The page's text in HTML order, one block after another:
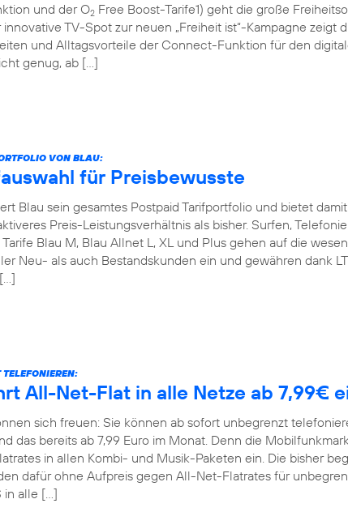
und der O2 Free Boost-Tarife1) geht die große
TV-Spot zur neuen „Freiheit ist“-Kampagne zeigt
und Alltagsvorteile der Connect-Funktion für den
genug, ab […]
VON BLAU:
für Preisbewusste
Blau sein gesamtes Postpaid Tarifportfolio und bietet
Preis-Leistungsverhältnis als bisher. Surfen,
Blau M, Blau Allnet L, XL und Plus gehen auf die
Neu- als auch Bestandskunden ein und gewähren dank
All-Net-Flat in alle Netze ab 7,99€
sich freuen: Sie können ab sofort unbegrenzt
das bereits ab 7,99 Euro im Monat. Denn die
in allen Kombi- und Musik-Paketen ein. Die bisher
dafür ohne Aufpreis gegen All-Net-Flatrates für
in alle […]